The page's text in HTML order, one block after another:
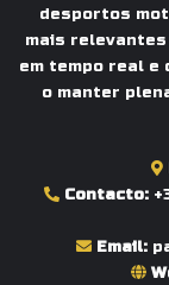
desportos
mais
em tempo real e
o manter
Contacto:
Email: